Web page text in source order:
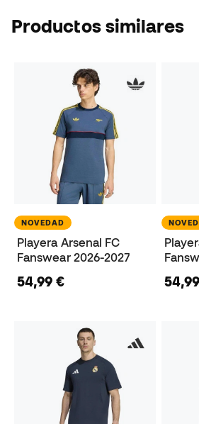
Productos similares
NOVEDAD
Playera Arsenal FC
Fanswear 2026-2027
54,99 €